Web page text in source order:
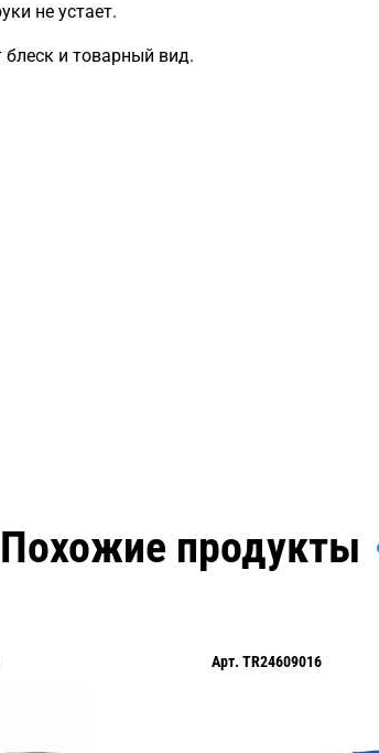
не устает.
блеск и товарный вид.
Похожие продукты
Арт. TR24609016